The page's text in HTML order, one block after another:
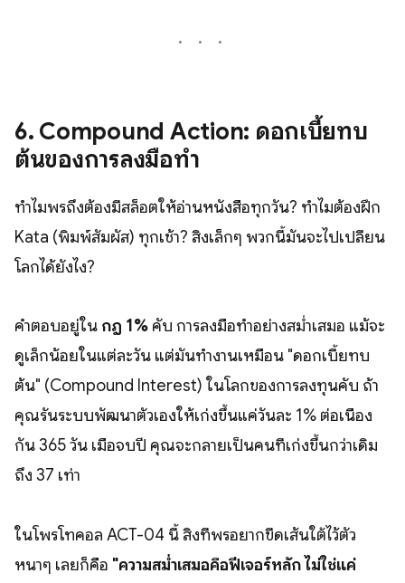
6. Compound Action: ดอกเบี้ยทบ
ต้นของการลงมือทำ
ทำไมพรถึงต้องมีสล็อตให้อ่านหนังสือทุกวัน? ทำไมต้องฝึก
Kata (พิมพ์สัมผัส) ทุกเช้า? สิ่งเล็กๆ พวกนี้มันจะไปเปลี่ยน
โลกได้ยังไง?
คำตอบอยู่ใน กฎ 1% คับ การลงมือทำอย่างสม่ำเสมอ แม้จะ
ดูเล็กน้อยในแต่ละวัน แต่มันทำงานเหมือน "ดอกเบี้ยทบ
ต้น" (Compound Interest) ในโลกของการลงทุนคับ ถ้า
คุณรันระบบพัฒนาตัวเองให้เก่งขึ้นแค่วันละ 1% ต่อเนื่อง
กัน 365 วัน เมื่อจบปี คุณจะกลายเป็นคนที่เก่งขึ้นกว่าเดิม
ถึง 37 เท่า
ในโพรโทคอล ACT-04 นี้ สิ่งที่พรอยากขีดเส้นใต้ไว้ตัว
หนาๆ เลยก็คือ "ความสม่ำเสมอคือฟีเจอร์หลัก ไม่ใช่แค่